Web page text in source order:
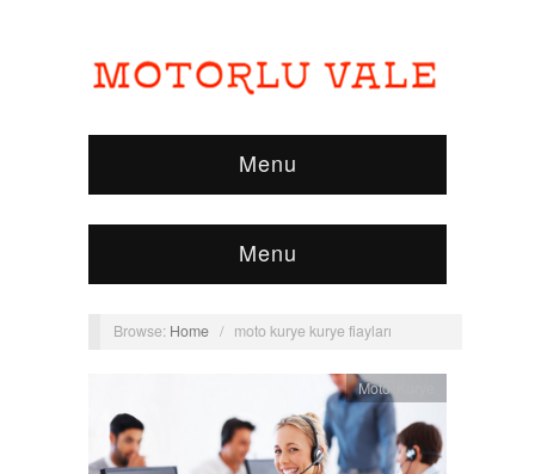
Menu
Menu
Browse: Home / moto kurye kurye fiayları
Moto Kurye